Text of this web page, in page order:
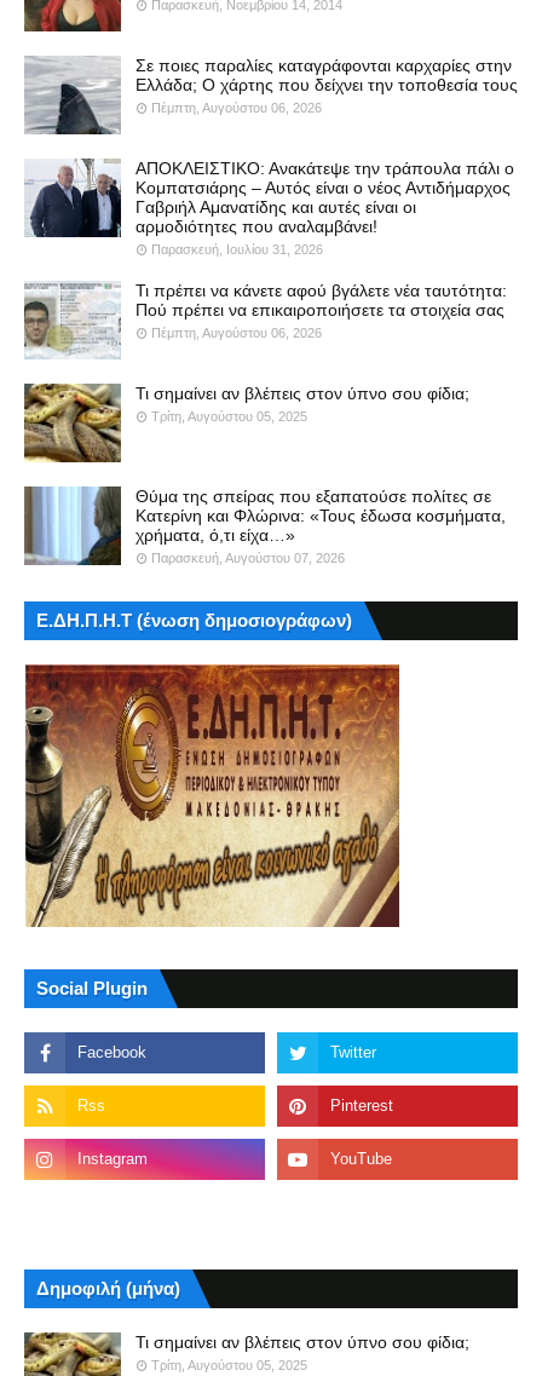
Παρασκευή, Νοεμβρίου 14, 2014
Σε ποιες παραλίες καταγράφονται καρχαρίες στην
Ελλάδα; Ο χάρτης που δείχνει την τοποθεσία τους
Πέμπτη, Αυγούστου 06, 2026
ΑΠΟΚΛΕΙΣΤΙΚΟ: Ανακάτεψε την τράπουλα πάλι ο
Κομπατσιάρης – Αυτός είναι ο νέος Αντιδήμαρχος
Γαβριήλ Αμανατίδης και αυτές είναι οι
αρμοδιότητες που αναλαμβάνει!
Παρασκευή, Ιουλίου 31, 2026
Τι πρέπει να κάνετε αφού βγάλετε νέα ταυτότητα:
Πού πρέπει να επικαιροποιήσετε τα στοιχεία σας
Πέμπτη, Αυγούστου 06, 2026
Τι σημαίνει αν βλέπεις στον ύπνο σου φίδια;
Τρίτη, Αυγούστου 05, 2025
Θύμα της σπείρας που εξαπατούσε πολίτες σε
Κατερίνη και Φλώρινα: «Τους έδωσα κοσμήματα,
χρήματα, ό,τι είχα…»
Παρασκευή, Αυγούστου 07, 2026
Ε.ΔΗ.Π.Η.Τ (ένωση δημοσιογράφων)
Social Plugin
Δημοφιλή (μήνα)
Τι σημαίνει αν βλέπεις στον ύπνο σου φίδια;
Τρίτη, Αυγούστου 05, 2025